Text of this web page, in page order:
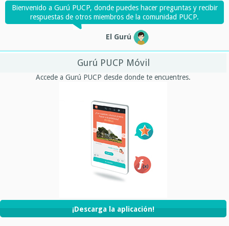
Bienvenido a Gurú PUCP, donde puedes hacer preguntas y recibir
respuestas de otros miembros de la comunidad PUCP.
El Gurú
Gurú PUCP Móvil
Accede a Gurú PUCP desde donde te encuentres.
¡Descarga la aplicación!